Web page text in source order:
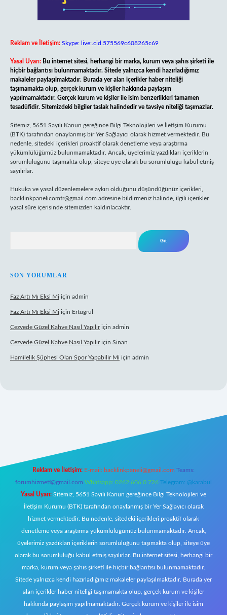
Reklam ve İletişim: Skype: live:.cid.575569c608265c69
Yasal Uyarı: Bu internet sitesi, herhangi bir marka, kurum veya şahıs şirketi ile
hiçbir bağlantısı bulunmamaktadır. Sitede yalnızca kendi hazırladığımız
makaleler paylaşılmaktadır. Burada yer alan içerikler haber niteliği
taşımamakta olup, gerçek kurum ve kişiler hakkında paylaşım
yapılmamaktadır. Gerçek kurum ve kişiler ile isim benzerlikleri tamamen
tesadüfidir. Sitemizdeki bilgiler taslak halindedir ve tavsiye niteliği taşımazlar.
Sitemiz, 5651 Sayılı Kanun gereğince Bilgi Teknolojileri ve İletişim Kurumu
(BTK) tarafından onaylanmış bir Yer Sağlayıcı olarak hizmet vermektedir. Bu
nedenle, sitedeki içerikleri proaktif olarak denetleme veya araştırma
yükümlülüğümüz bulunmamaktadır. Ancak, üyelerimiz yazdıkları içeriklerin
sorumluluğunu taşımakta olup, siteye üye olarak bu sorumluluğu kabul etmiş
sayılırlar.
Hukuka ve yasal düzenlemelere aykırı olduğunu düşündüğünüz içerikleri,
backlinkpanelicomtr@gmail.com adresine bildirmeniz halinde, ilgili içerikler
yasal süre içerisinde sitemizden kaldırılacaktır.
SON YORUMLAR
Faz Artı Mı Eksi Mi için admin
Faz Artı Mı Eksi Mi için Ertuğrul
Cezvede Güzel Kahve Nasıl Yapılıriçin admin
Cezvede Güzel Kahve Nasıl Yapılıriçin Sinan
Hamilelik Şüphesi Olan Spor Yapabilir Mi için admin
betexper.xyz
Reklam ve İletişim: E-mail: backlinkpaneli@gmail.com Teams:
forumhizmeti@gmail.com Whatsapp: 0262 606 0 726 Telegram: @karabul
Yasal Uyarı: Sitemiz, 5651 Sayılı Kanun gereğince Bilgi Teknolojileri ve
İletişim Kurumu (BTK) tarafından onaylanmış bir Yer Sağlayıcı olarak
hizmet vermektedir. Bu nedenle, sitedeki içerikleri proaktif olarak
denetleme veya araştırma yükümlülüğümüz bulunmamaktadır. Ancak,
üyelerimiz yazdıkları içeriklerin sorumluluğunu taşımakta olup, siteye üye
olarak bu sorumluluğu kabul etmiş sayılırlar. Bu internet sitesi, herhangi bir
marka, kurum veya şahıs şirketi ile hiçbir bağlantısı bulunmamaktadır.
Sitede yalnızca kendi hazırladığımız makaleler paylaşılmaktadır. Burada yer
alan içerikler haber niteliği taşımamakta olup, gerçek kurum ve kişiler
hakkında paylaşım yapılmamaktadır. Gerçek kurum ve kişiler ile isim